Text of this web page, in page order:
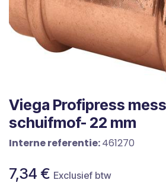
Viega Profipress
schuifmof- 22 mm
Interne referentie:461270
7,34 € Exclusief btw